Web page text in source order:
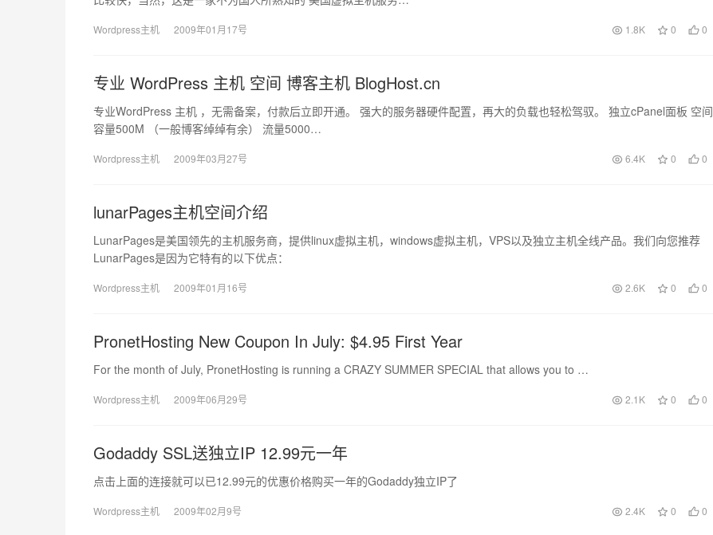
Wordpress主机 2009年01月17号 1.8K 0 0
专业 WordPress 主机 空间 博客主机 BlogHost.cn
专业WordPress 主机 ，无需备案，付款后立即开通。 强大的服务器硬件配置，再大的负载也轻松驾驭。 独立cPanel面板 空间
容量500M （一般博客绰绰有余） 流量5000…
Wordpress主机 2009年03月27号 6.4K 0 0
lunarPages主机空间介绍
LunarPages是美国领先的主机服务商，提供linux虚拟主机，windows虚拟主机，VPS以及独立主机全线产品。我们向您推荐
LunarPages是因为它特有的以下优点：
Wordpress主机 2009年01月16号 2.6K 0 0
PronetHosting New Coupon In July: $4.95 First Year
For the month of July, PronetHosting is running a CRAZY SUMMER SPECIAL that allows you to …
Wordpress主机 2009年06月29号 2.1K 0 0
Godaddy SSL送独立IP 12.99元一年
点击上面的连接就可以已12.99元的优惠价格购买一年的Godaddy独立IP了
Wordpress主机 2009年02月9号 2.4K 0 0